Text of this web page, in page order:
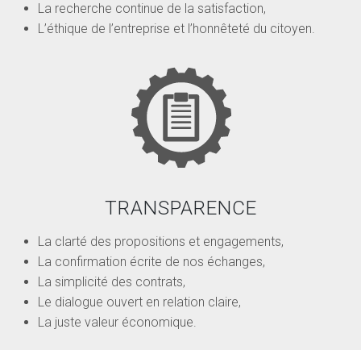
La recherche continue de la satisfaction,
L’éthique de l’entreprise et l’honnêteté du citoyen.
TRANSPARENCE
La clarté des propositions et engagements,
La confirmation écrite de nos échanges,
La simplicité des contrats,
Le dialogue ouvert en relation claire,
La juste valeur économique.